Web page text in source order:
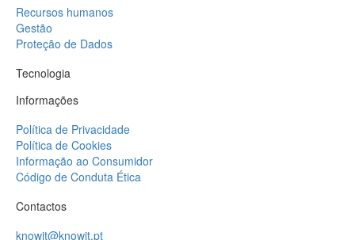
Recursos humanos
Gestão
Proteção de Dados
Tecnologia
Informações
Política de Privacidade
Política de Cookies
Informação ao Consumidor
Código de Conduta Ética
Contactos
knowit@knowit.pt